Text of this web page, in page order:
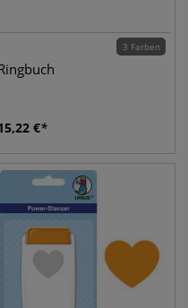
3 Farben
€